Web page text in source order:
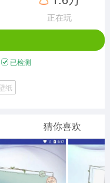
1278款应用
绝地求生
34款应用
正在玩
已检测
纸
猜你喜欢